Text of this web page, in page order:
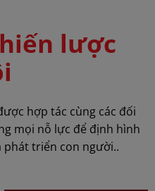
lược
hợp tác cùng các đối
mọi nỗ lực để định hình
phát triển con người..